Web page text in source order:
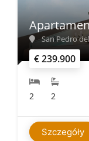
€ 239.900
San Pedro
2 2
Szczegóły